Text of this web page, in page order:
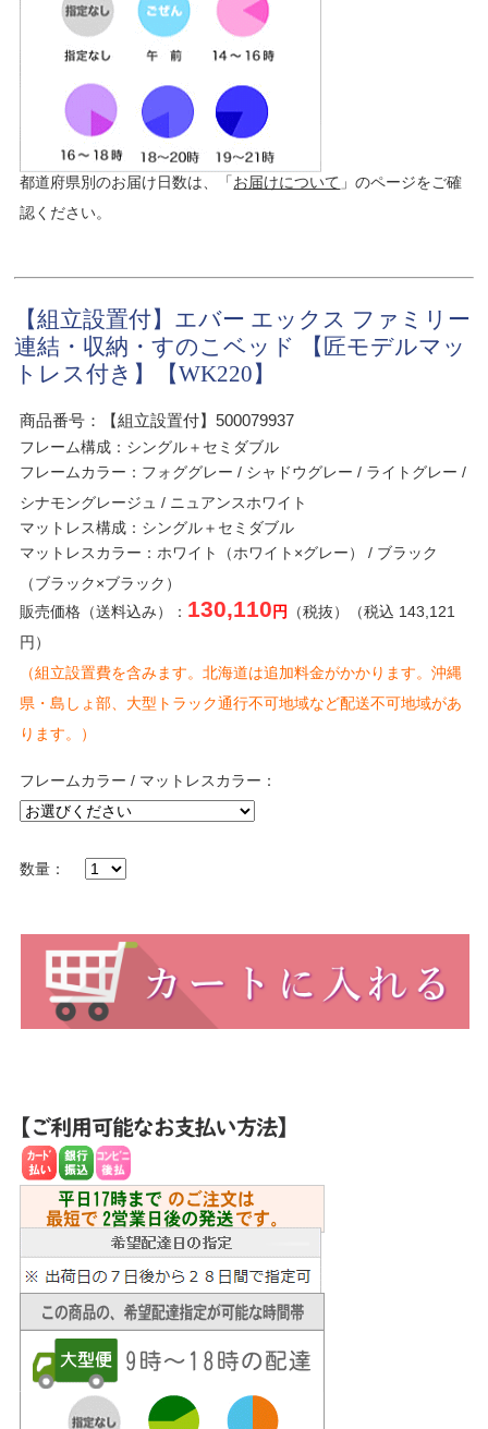
都道府県別のお届け日数は、「お届けについて 」のページをご確
認ください。
【組立設置付】エバー エックス ファミリー
連結・収納・すのこベッド 【匠モデルマッ
トレス付き】【WK220】
商品番号：【組立設置付】500079937
フレーム構成：シングル＋セミダブル
フレームカラー：フォググレー / シャドウグレー / ライトグレー /
シナモングレージュ / ニュアンスホワイト
マットレス構成：シングル＋セミダブル
マットレスカラー：ホワイト（ホワイト×グレー） / ブラック
（ブラック×ブラック）
販売価格（送料込み）： 130,110 円
（税抜）（税込 143,121
円）
（組立設置費を含みます。北海道は追加料金がかかります。沖縄
県・島しょ部、大型トラック通行不可地域など配送不可地域があ
ります。）
フレームカラー / マットレスカラー：
数量：